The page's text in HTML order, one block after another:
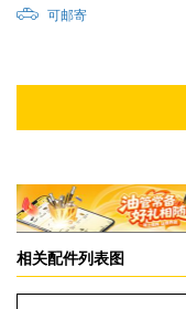
可邮寄
相关配件列表图